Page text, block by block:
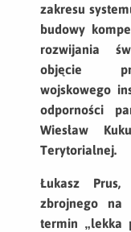
zakresu
budowy
rozwijania
objęcie
wojskowego
odporności
Wiesław
Terytorialnej.
Łukasz
zbrojnego na
termin „lekka